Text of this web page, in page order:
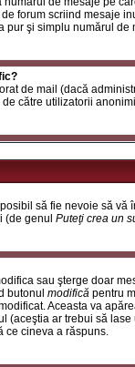
forum scriind mesaje
pur şi simplu numărul de
de mail (dacă
către utilizatorii
să fie nevoie să vă
(de genul Puteţi crea un
sau şterge doar
butonul modifică pentru
Aceasta va
(aceştia ar trebui să
ce cineva a răspuns.